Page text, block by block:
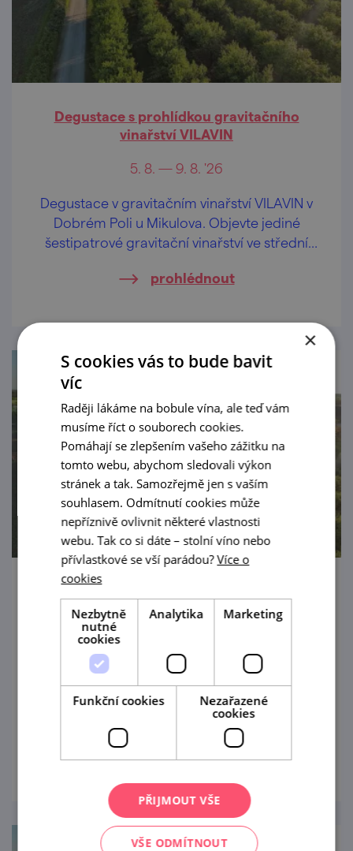
Degustace s prohlídkou gravitačního
vinařství VILAVIN
5. 8. — 9. 8. '26
Degustace v gravitačním vinařství VILAVIN v
Dobrém Poli u Mikulova. Objevte jediné
šestipatrové gravitační vinařství ve střední
prohlédnout
Degustace s prohlídkou gravitačního
vinařství VILAVIN
Degustace v gravitačním vinařství VILAVIN v
Dobrém Poli u Mikulova. Objevte jediné
šestipatrové gravitační vinařství ve střední
prohlédnout
×
S cookies vás to bude bavit
víc
Raději lákáme na bobule vína, ale teď vám
musíme říct o souborech cookies.
Pomáhají se zlepšením vašeho zážitku na
tomto webu, abychom sledovali výkon
stránek a tak. Samozřejmě jen s vaším
souhlasem. Odmítnutí cookies může
nepříznivě ovlivnit některé vlastnosti
webu. Tak co si dáte – stolní víno nebo
přívlastkové se vší parádou?Více o
cookies
Nezbytně
nutné
cookies
Analytika Marketing
Funkční cookies
Nezařazené
cookies
PŘIJMOUT VŠE
VŠE ODMÍTNOUT